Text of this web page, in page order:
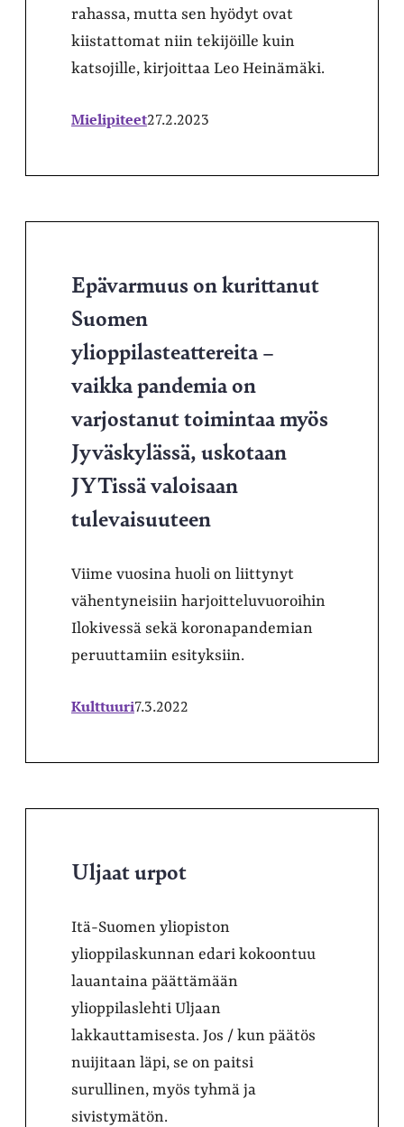
rahassa, mutta sen hyödyt ovat
kiistattomat niin tekijöille kuin
katsojille, kirjoittaa Leo Heinämäki.
Mielipiteet27.2.2023
Epävarmuus on kurittanut
Suomen
ylioppilasteattereita –
vaikka pandemia on
varjostanut toimintaa myös
Jyväskylässä, uskotaan
JYTissä valoisaan
tulevaisuuteen
Viime vuosina huoli on liittynyt
vähentyneisiin harjoitteluvuoroihin
Ilokivessä sekä koronapandemian
peruuttamiin esityksiin.
Kulttuuri7.3.2022
Uljaat urpot
Itä-Suomen yliopiston
ylioppilaskunnan edari kokoontuu
lauantaina päättämään
ylioppilaslehti Uljaan
lakkauttamisesta. Jos / kun päätös
nuijitaan läpi, se on paitsi
surullinen, myös tyhmä ja
sivistymätön.